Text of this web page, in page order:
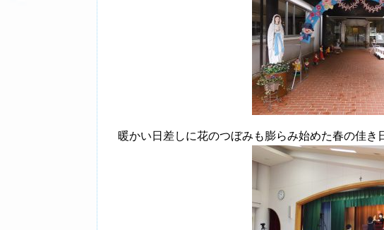
暖かい日差しに花のつぼみも膨らみ始めた春の佳き